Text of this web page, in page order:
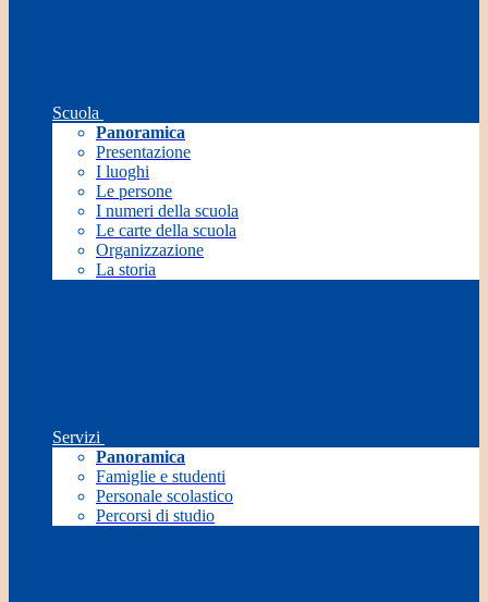
Scuola
Panoramica
Presentazione
I luoghi
Le persone
I numeri della scuola
Le carte della scuola
Organizzazione
La storia
Servizi
Panoramica
Famiglie e studenti
Personale scolastico
Percorsi di studio